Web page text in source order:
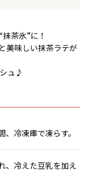
茶氷”に！
美味しい抹茶ラテが
ュ♪
冷凍庫で凍らす。
、冷えた豆乳を加え